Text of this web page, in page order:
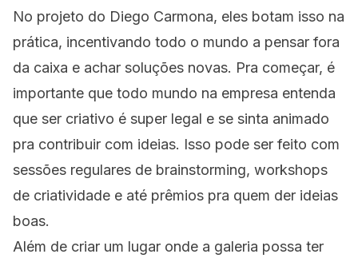
No projeto do Diego Carmona, eles botam isso na
prática, incentivando todo o mundo a pensar fora
da caixa e achar soluções novas. Pra começar, é
importante que todo mundo na empresa entenda
que ser criativo é super legal e se sinta animado
pra contribuir com ideias. Isso pode ser feito com
sessões regulares de brainstorming, workshops
de criatividade e até prêmios pra quem der ideias
boas.
Além de criar um lugar onde a galeria possa ter